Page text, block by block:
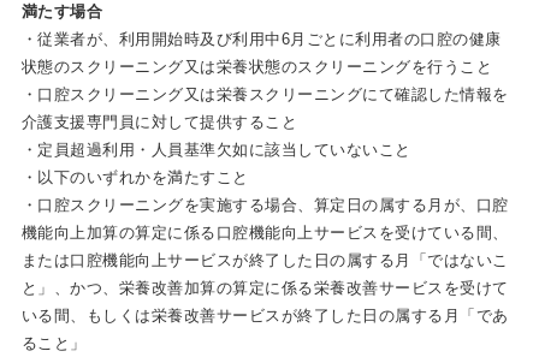
満たす場合
・従業者が、利用開始時及び利用中6月ごとに利用者の口腔の健康
状態のスクリーニング又は栄養状態のスクリーニングを行うこと
・口腔スクリーニング又は栄養スクリーニングにて確認した情報を
介護支援専門員に対して提供すること
・定員超過利用・人員基準欠如に該当していないこと
・以下のいずれかを満たすこと
・口腔スクリーニングを実施する場合、算定日の属する月が、口腔
機能向上加算の算定に係る口腔機能向上サービスを受けている間、
または口腔機能向上サービスが終了した日の属する月「ではないこ
と」、かつ、栄養改善加算の算定に係る栄養改善サービスを受けて
いる間、もしくは栄養改善サービスが終了した日の属する月「であ
ること」